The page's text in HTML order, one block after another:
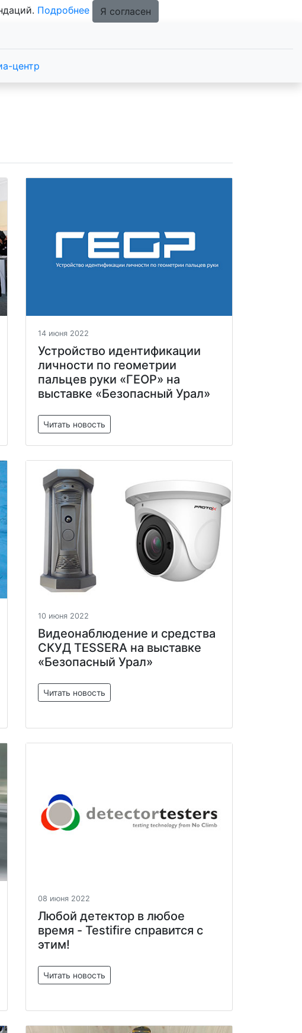
Подробнее Я согласен
центр
14 июня 2022
Устройство идентификации
личности по геометрии
пальцев руки «ГЕОР» на
выставке «Безопасный Урал»
Читать новость
10 июня 2022
Видеонаблюдение и средства
СКУД TESSERA на выставке
«Безопасный Урал»
Читать новость
08 июня 2022
Любой детектор в любое
время - Testifire справится с
этим!
Читать новость